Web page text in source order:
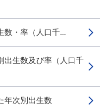
数・率（人口千...
出生数及び率（人口千
年次別出生数